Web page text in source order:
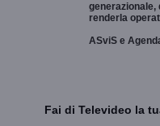
generazionale,
renderla
ASviS e
Fai di Televideo la